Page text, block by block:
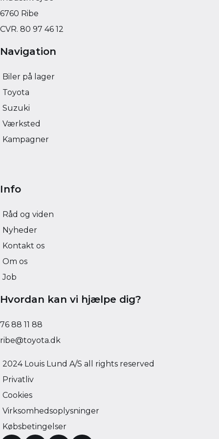
FINANSIERING
6760 Ribe
CVR. 80 97 46 12
Navigation
Biler på lager
Toyota
Suzuki
Værksted
Kampagner
Info
Råd og viden
Nyheder
Kontakt os
Om os
Job
Hvordan kan vi hjælpe dig?
76 88 11 88
ribe@toyota.dk
2024 Louis Lund A/S all rights reserved
Privatliv
Cookies
Virksomhedsoplysninger
Købsbetingelser